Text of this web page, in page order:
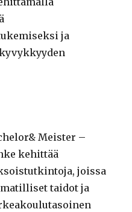
ja
Meister –
kehittää
joissa
taidot ja